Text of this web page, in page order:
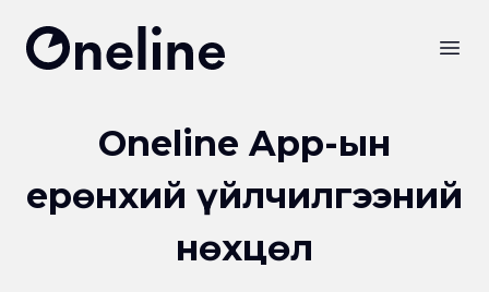
Oneline LLC
Oneline App-ын
ерөнхий үйлчилгээний
нөхцөл